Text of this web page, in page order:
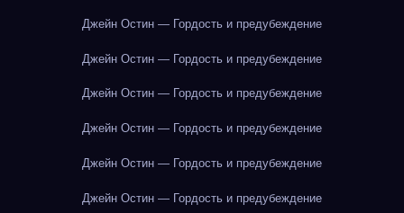
Джейн Остин — Гордость и предубеждение
Джейн Остин — Гордость и предубеждение
Джейн Остин — Гордость и предубеждение
Джейн Остин — Гордость и предубеждение
Джейн Остин — Гордость и предубеждение
Джейн Остин — Гордость и предубеждение